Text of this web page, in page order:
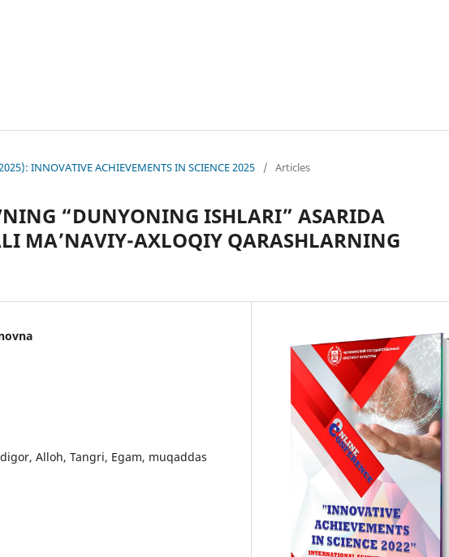
INNOVATIVE ACHIEVEMENTS IN SCIENCE 2025 / Articles
“DUNYONING ISHLARI” ASARIDA
MA’NAVIY-AXLOQIY QARASHLARNING
Alloh, Tangri, Egam, muqaddas